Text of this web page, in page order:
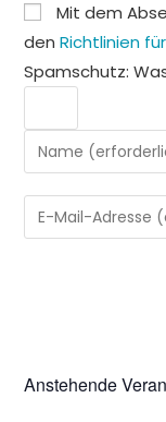
Mit dem
denRichtlinien
Spamschutz:
Gib
deinen
Namen
oder
Gib
deine
ein
Anstehende